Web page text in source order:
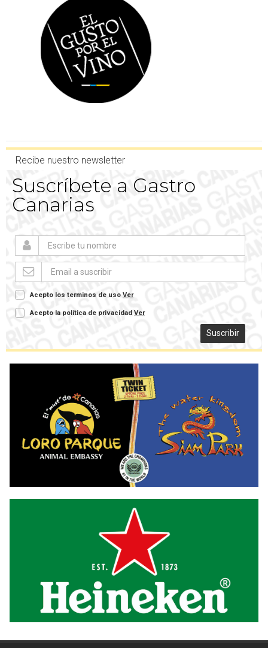
Recibe nuestro newsletter
Suscríbete a Gastro
Canarias
Acepto los terminos de uso Ver
Acepto la política de privacidad Ver
Suscribir